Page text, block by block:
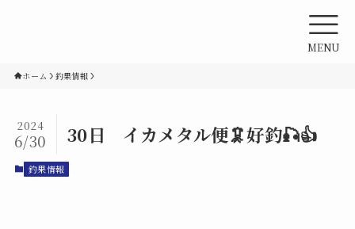
MENU
ホーム 釣果情報
30日 イカメタル便🦑好釣🎣👍
2024
6/30
釣果情報